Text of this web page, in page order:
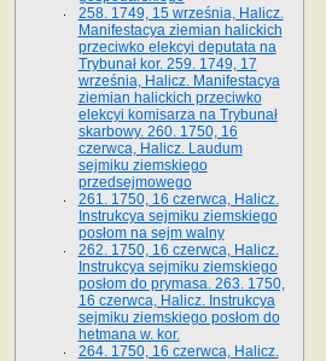
258. 1749, 15 września, Halicz.
Manifestacya ziemian halickich
przeciwko elekcyi deputata na
Trybunał kor. 259. 1749, 17
września, Halicz. Manifestacya
ziemian halickich przeciwko
elekcyi komisarza na Trybunał
skarbowy. 260. 1750, 16
czerwca, Halicz. Laudum
sejmiku ziemskiego
przedsejmowego
261. 1750, 16 czerwca, Halicz.
Instrukcya sejmiku ziemskiego
posłom na sejm walny
262. 1750, 16 czerwca, Halicz.
Instrukcya sejmiku ziemskiego
posłom do prymasa. 263. 1750,
16 czerwca, Halicz. Instrukcya
sejmiku ziemskiego posłom do
hetmana w. kor.
264. 1750, 16 czerwca, Halicz.